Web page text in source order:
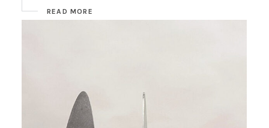
READ MORE